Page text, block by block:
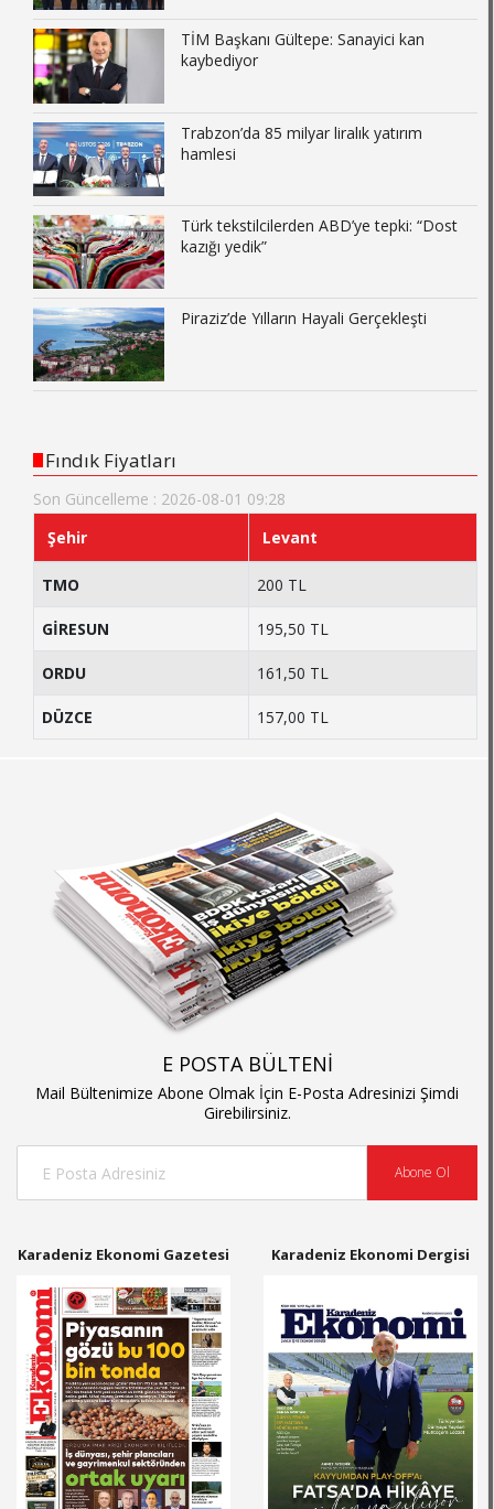
TİM Başkanı Gültepe: Sanayici kan
kaybediyor
Trabzon’da 85 milyar liralık yatırım
hamlesi
Türk tekstilcilerden ABD’ye tepki: “Dost
kazığı yedik”
Piraziz’de Yılların Hayali Gerçekleşti
Fındık Fiyatları
Son Güncelleme : 2026-08-01 09:28
Şehir
Levant
TMO 200 TL
GİRESUN 195,50 TL
ORDU 161,50 TL
DÜZCE 157,00 TL
E POSTA BÜLTENİ
Mail Bültenimize Abone Olmak İçin E-Posta Adresinizi Şimdi
Girebilirsiniz.
Abone Ol
Karadeniz Ekonomi Gazetesi Karadeniz Ekonomi Dergisi